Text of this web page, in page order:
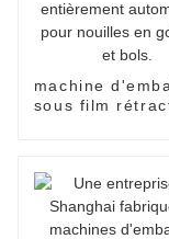
machine
sous film
et bols.